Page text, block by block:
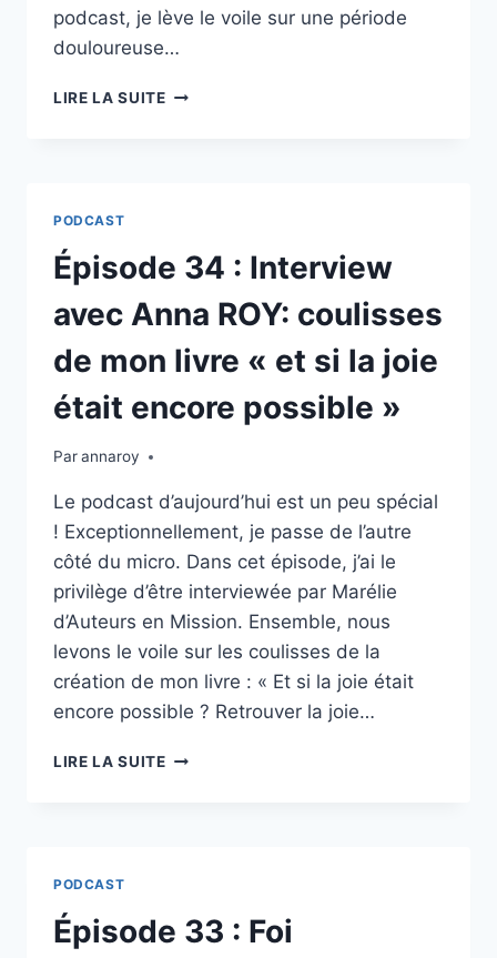
podcast, je lève le voile sur une période
douloureuse…
LIRE LA SUITEÉPISODE
OUVRIR
LES
QUAND
LA
PEUR
ENTOURE
PODCAST
Épisode 34 : Interview
avec Anna ROY: coulisses
de mon livre « et si la joie
était encore possible »
Parannaroy
Le podcast d’aujourd’hui est un peu spécial
! Exceptionnellement, je passe de l’autre
côté du micro. Dans cet épisode, j’ai le
privilège d’être interviewée par Marélie
d’Auteurs en Mission. Ensemble, nous
levons le voile sur les coulisses de la
création de mon livre : « Et si la joie était
encore possible ? Retrouver la joie…
LIRE LA SUITEÉPISODE
COULISSES
DE
PODCAST
Épisode 33 : Foi